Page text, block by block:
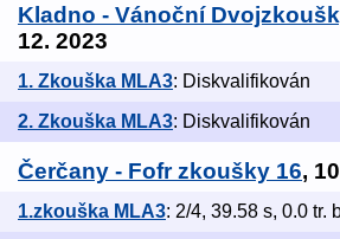
Kladno - Vánoční
12. 2023
1. Zkouška MLA3: Diskvalifikován
2. Zkouška MLA3: Diskvalifikován
Čerčany - Fofr zkoušky 16,
1.zkouška MLA3: 2/4, 39.58 s, 0.0 tr.